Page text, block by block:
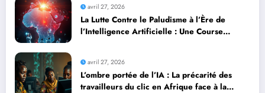
avril 27, 2026
La Lutte Contre le Paludisme à l’Ère de
l’Intelligence Artificielle : Une Course
avril 27, 2026
L’ombre portée de l’IA : La précarité des
travailleurs du clic en Afrique face à la